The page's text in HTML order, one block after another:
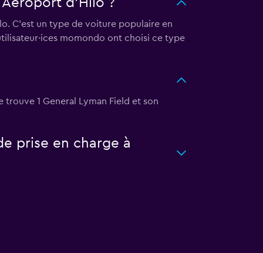
d'Hilo ?
C'est un type de voiture populaire en
momondo ont choisi ce type
1 General Lyman Field et son
prise en charge à